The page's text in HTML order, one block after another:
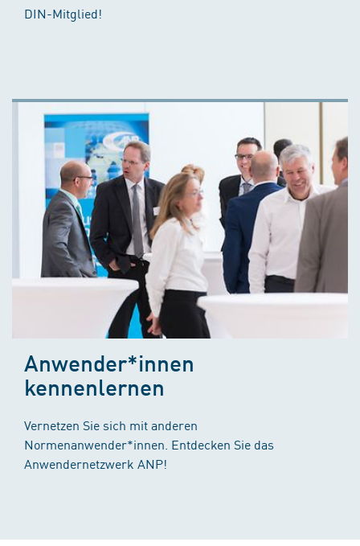
DIN-Mitglied!
Anwender*innen
kennenlernen
Vernetzen Sie sich mit anderen
Normenanwender*innen. Entdecken Sie das
Anwendernetzwerk ANP!